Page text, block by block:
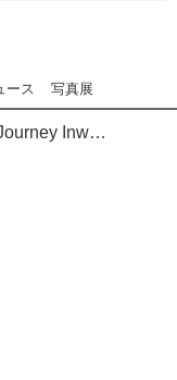
ース 写真展
大西正写真展「Journey Inwards ~旅の考察」はニコンサロン（東京・新宿）で6月3日（火）～6月16日（月）に開催！